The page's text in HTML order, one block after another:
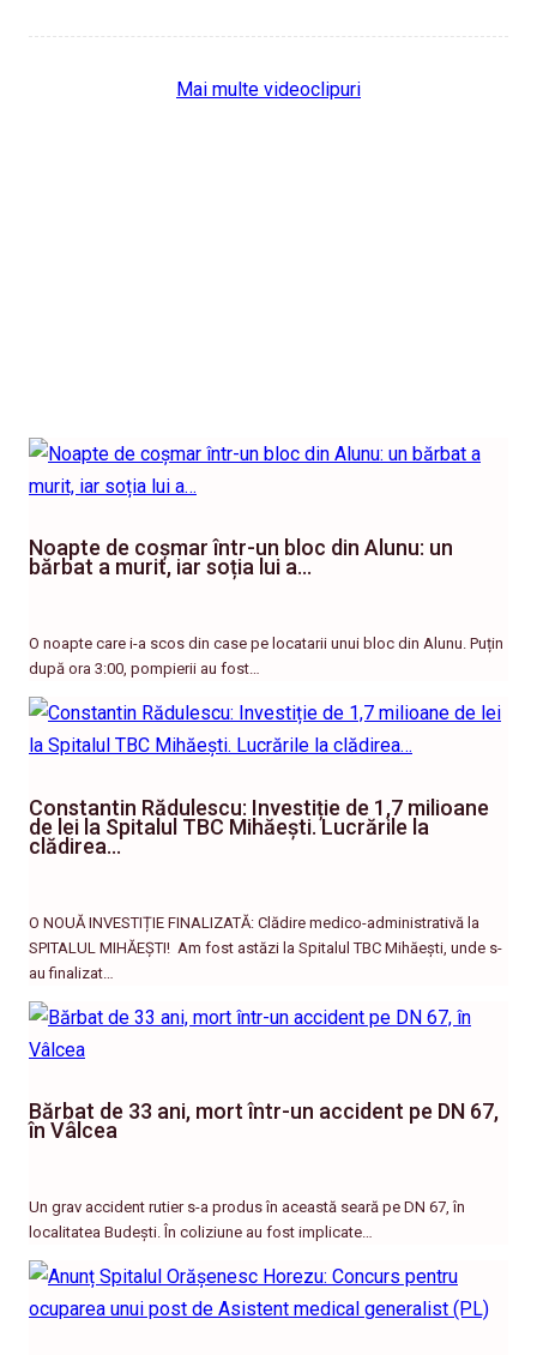
Mai multe videoclipuri
Noapte de coșmar într-un bloc din Alunu: un
bărbat a murit, iar soția lui a…
O noapte care i-a scos din case pe locatarii unui bloc din Alunu. Puțin
după ora 3:00, pompierii au fost…
Constantin Rădulescu: Investiție de 1,7 milioane
de lei la Spitalul TBC Mihăești. Lucrările la
clădirea…
O NOUĂ INVESTIȚIE FINALIZATĂ: Clădire medico-administrativă la
SPITALUL MIHĂEȘTI! ​ Am fost astăzi la Spitalul TBC Mihăești, unde s-
au finalizat…
Bărbat de 33 ani, mort într-un accident pe DN 67,
în Vâlcea
Un grav accident rutier s-a produs în această seară pe DN 67, în
localitatea Budești. În coliziune au fost implicate…